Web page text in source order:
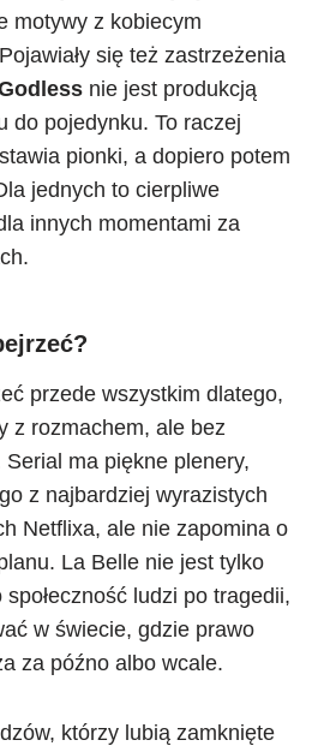
motywy z kobiecym
się też zastrzeżenia
nie jest produkcją
do pojedynku. To raczej
pionki, a dopiero potem
jednych to cierpliwe
innych momentami za
przede wszystkim dlatego,
z rozmachem, ale bez
ma piękne plenery,
z najbardziej wyrazistych
Netflixa, ale nie zapomina o
La Belle nie jest tylko
społeczność ludzi po tragedii,
w świecie, gdzie prawo
za późno albo wcale.
którzy lubią zamknięte